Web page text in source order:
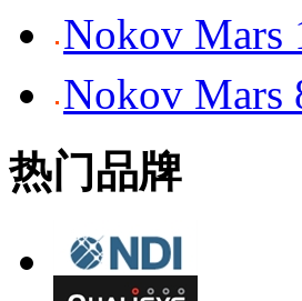
Nokov
Nokov
热门品牌